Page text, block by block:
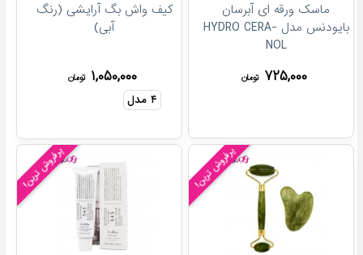
ماسک ورقه ای آبرسان
بایودنس مدل HYDRO CERA-
NOL
۷۲۵,۰۰۰ تومان
کیف واش بگ آرایشی (رنگ
آبی)
۱,۰۵۰,۰۰۰ تومان
۴ مدل
پرفروش ترین! پرفروش ترین!